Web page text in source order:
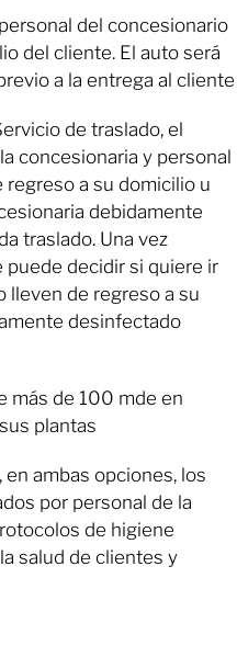
del concesionario
del cliente. El auto será
a la entrega al cliente
de traslado, el
concesionaria y personal
a su domicilio u
debidamente
traslado. Una vez
puede decidir si quiere ir
lleven de regreso a su
desinfectado
más de 100 mde en
plantas
ambas opciones, los
por personal de la
de higiene
salud de clientes y